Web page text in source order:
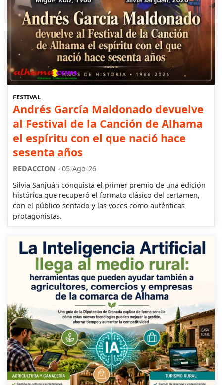
FESTIVAL
Andrés García Maldonado devuelve
al Festival de la Canción de Alhama
el espíritu con el que nació hace
sesenta años
REDACCION - 05-Ago-26
Silvia Sanjuán conquista el primer premio de una edición
histórica que recuperó el formato clásico del certamen,
con el público sentado y las voces como auténticas
protagonistas.